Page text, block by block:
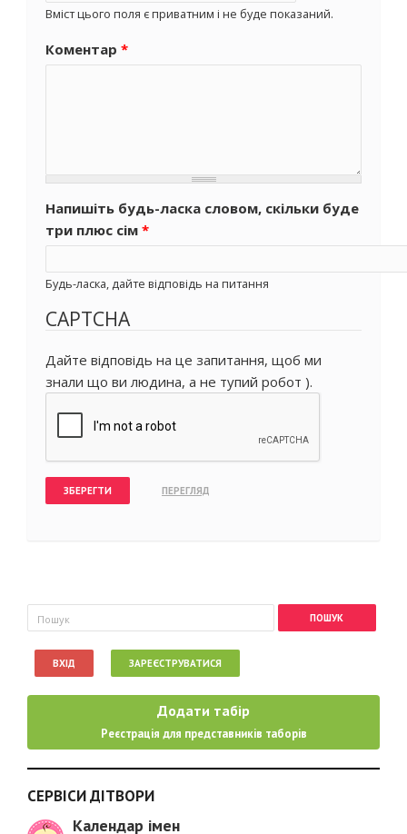
Вміст цього поля є приватним і не буде показаний.
Коментар *
Напишіть будь-ласка словом, скільки буде
три плюс сім *
Будь-ласка, дайте відповідь на питання
CAPTCHA
Дайте відповідь на це запитання, щоб ми
знали що ви людина, а не тупий робот ).
Пошукова форма
Пошук
ВХІД ЗАРЕЄСТРУВАТИСЯ
Додати табір
Реєстрація для представників таборів
СЕРВІСИ ДІТВОРИ
Календар імен